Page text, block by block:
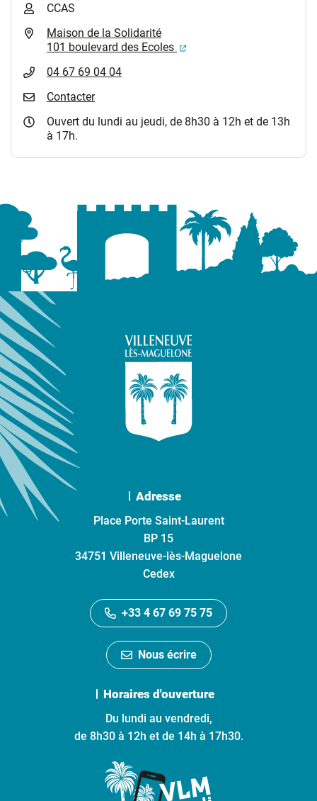
CCAS
Maison de la Solidarité
101 boulevard des Ecoles
(ouverture dans un
04 67 69 04 04
Contacter
Ouvert du lundi au jeudi, de 8h30 à 12h et de 13h
à 17h.
Adresse
Place Porte Saint-Laurent
BP 15
34751 Villeneuve-lès-Maguelone
Cedex
+33 4 67 69 75 75
Nous écrire
Horaires d'ouverture
Du lundi au vendredi,
de 8h30 à 12h et de 14h à 17h30.